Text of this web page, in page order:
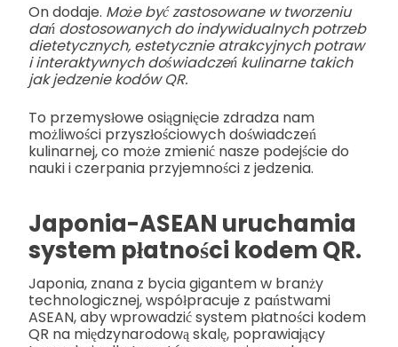
On dodaje. Może być zastosowane w tworzeniu
dań dostosowanych do indywidualnych potrzeb
dietetycznych, estetycznie atrakcyjnych potraw
i interaktywnych doświadczeń kulinarne takich
jak jedzenie kodów QR.
To przemysłowe osiągnięcie zdradza nam
możliwości przyszłościowych doświadczeń
kulinarnej, co może zmienić nasze podejście do
nauki i czerpania przyjemności z jedzenia.
Japonia-ASEAN uruchamia
system płatności kodem QR.
Japonia, znana z bycia gigantem w branży
technologicznej, współpracuje z państwami
ASEAN, aby wprowadzić system płatności kodem
QR na międzynarodową skalę, poprawiający